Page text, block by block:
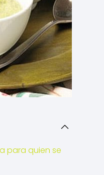
para quien se